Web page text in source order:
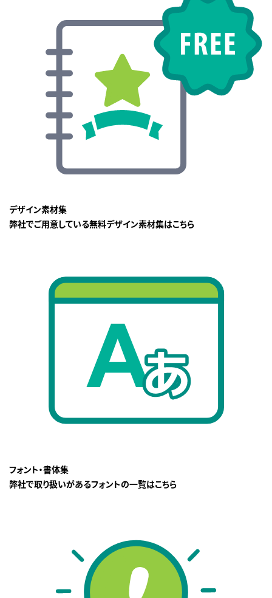
デザイン素材集
弊社でご用意している無料デザイン素材集はこちら
フォント・書体集
弊社で取り扱いがあるフォントの一覧はこちら